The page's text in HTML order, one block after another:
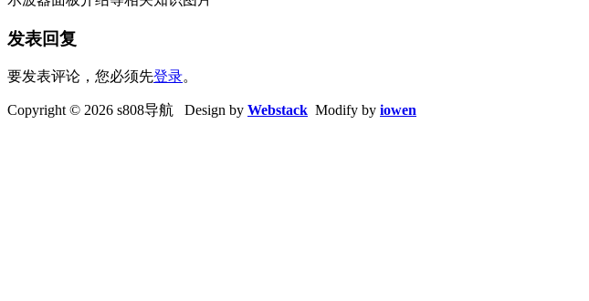
发表回复
要发表评论，您必须先登录。
Copyright © 2026 s808导航 Design by Webstack Modify by iowen